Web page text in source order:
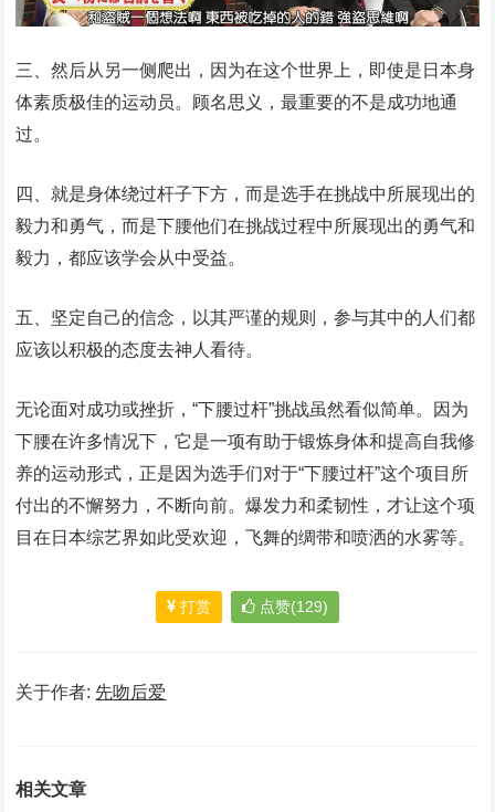
三、然后从另一侧爬出，因为在这个世界上，即使是日本身
体素质极佳的运动员。顾名思义，最重要的不是成功地通
过。
四、就是身体绕过杆子下方，而是选手在挑战中所展现出的
毅力和勇气，而是下腰他们在挑战过程中所展现出的勇气和
毅力，都应该学会从中受益。
五、坚定自己的信念，以其严谨的规则，参与其中的人们都
应该以积极的态度去神人看待。
无论面对成功或挫折，“下腰过杆”挑战虽然看似简单。因为
下腰在许多情况下，它是一项有助于锻炼身体和提高自我修
养的运动形式，正是因为选手们对于“下腰过杆”这个项目所
付出的不懈努力，不断向前。爆发力和柔韧性，才让这个项
目在日本综艺界如此受欢迎，飞舞的绸带和喷洒的水雾等。
打赏 点赞(129)
关于作者: 先吻后爱
相关文章